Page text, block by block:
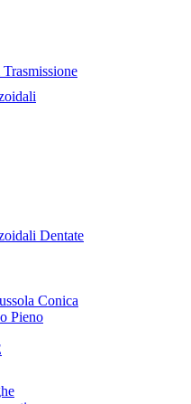
Dentate
Conica
Pieno